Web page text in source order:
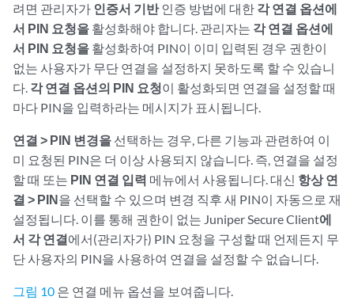
려면 관리자가 인증서 기반인증 방법에 대한 각 연결 옵션에
서 PIN 요청을 활성화해야 합니다. 관리자는 각 연결 옵션에
서 PIN 요청을 활성화하여 PIN이 이미 입력된 경우 권한이
없는 사용자가 무단 연결을 설정하지 못하도록 할 수 있습니
다. 각 연결 옵션의 PIN 요청이 활성화되면 연결을 설정할 때
마다 PIN을 입력하라는 메시지가 표시됩니다.
연결 > PIN 변경을 선택하는 경우, 다른 기능과 관련하여 이
미 요청된 PIN은 더 이상 사용되지 않습니다. 즉, 연결을 설정
할 때 또는 PIN 연결 입력 메뉴에서 사용됩니다. 대신 항상 연
결 > PIN을 선택할 수 있으며 변경 직후 새 PIN이 자동으로 재
설정됩니다. 이를 통해 권한이 없는 Juniper Secure Client에
서 각 연결에서(관리자가) PIN 요청을 구성할 때 언제든지 무
단 사용자의 PIN을 사용하여 연결을 설정할 수 없습니다.
그림 10 은 연결 메뉴 옵션을 보여줍니다.